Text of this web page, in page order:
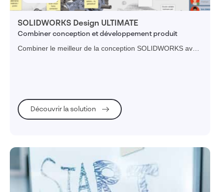
SOLIDWORKS Design ULTIMATE
Combiner conception et développement produit
Combiner le meilleur de la conception SOLIDWORKS avec
Découvrir la solution